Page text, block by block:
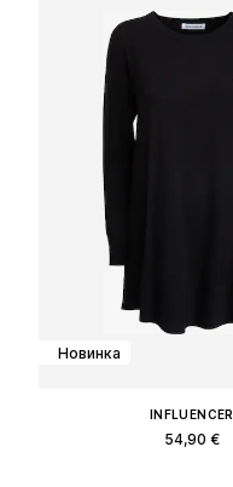
Новинка
INFLUENCER
54,90 €